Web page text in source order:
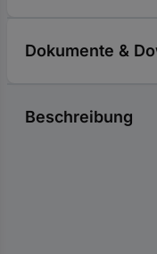
Dokumente &
Beschreibung